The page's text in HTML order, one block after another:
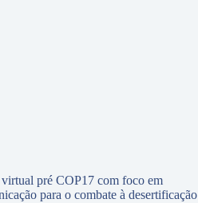
pré COP17 com foco em
para o combate à desertificação